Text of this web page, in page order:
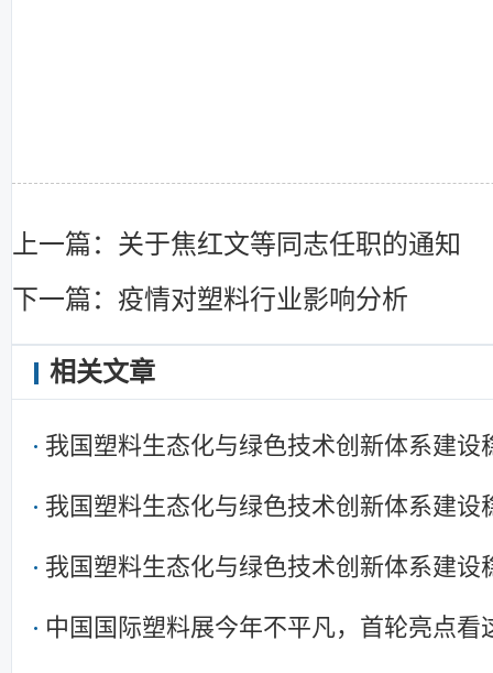
上一篇：关于焦红文等同志任职的通知
下一篇：疫情对塑料行业影响分析
相关文章
我国塑料生态化与绿色技术创新体系建设
我国塑料生态化与绿色技术创新体系建设
我国塑料生态化与绿色技术创新体系建设
中国国际塑料展今年不平凡，首轮亮点看